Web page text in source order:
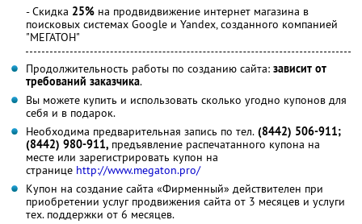
- Скидка 25% на продвидвижение интернет магазина в
поисковых системах Google и Yandex, созданного компанией
"МЕГАТОН"
Продолжительность работы по созданию сайта: зависит от
требований заказчика.
Вы можете купить и использовать сколько угодно купонов для
себя и в подарок.
Необходима предварительная запись по тел. (8442) 506-911;
(8442) 980-911, предъявление распечатанного купона на
месте или зарегистрировать купон на
странице http://www.megaton.pro/
Купон на создание сайта «Фирменный» действителен при
приобретении услуг продвижения сайта от 3 месяцев и услуги
тех. поддержки от 6 месяцев.